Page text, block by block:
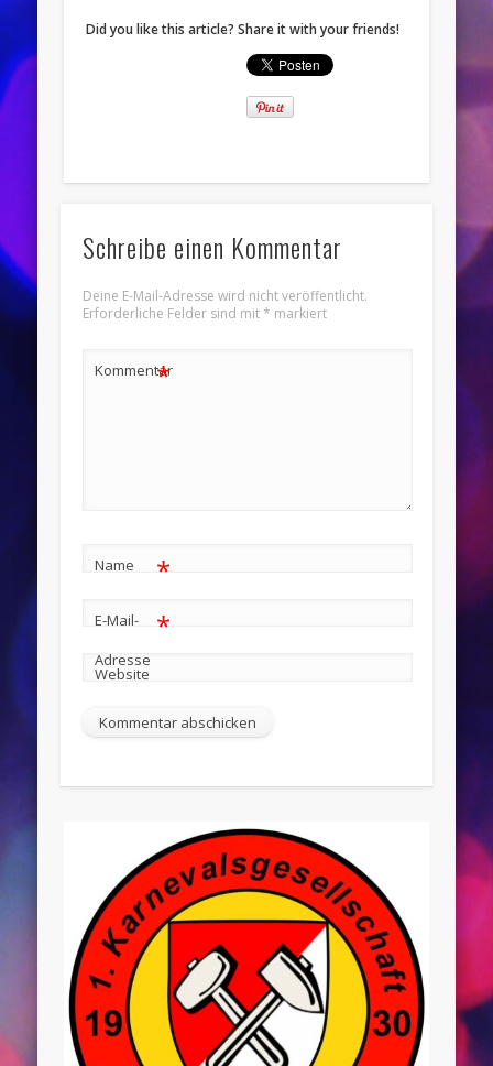
Did you like this article? Share it with your friends!
Schreibe einen Kommentar
Deine E-Mail-Adresse wird nicht veröffentlicht.
Erforderliche Felder sind mit* markiert
Kommentar
*
Name *
E-Mail-
Adresse
*
Website